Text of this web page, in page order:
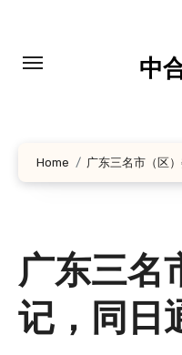
中
Home 广东三名市（区
广东三名
记，同日